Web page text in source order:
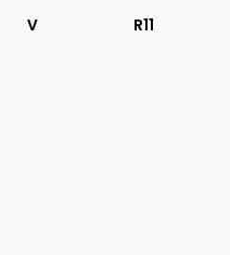
V R11